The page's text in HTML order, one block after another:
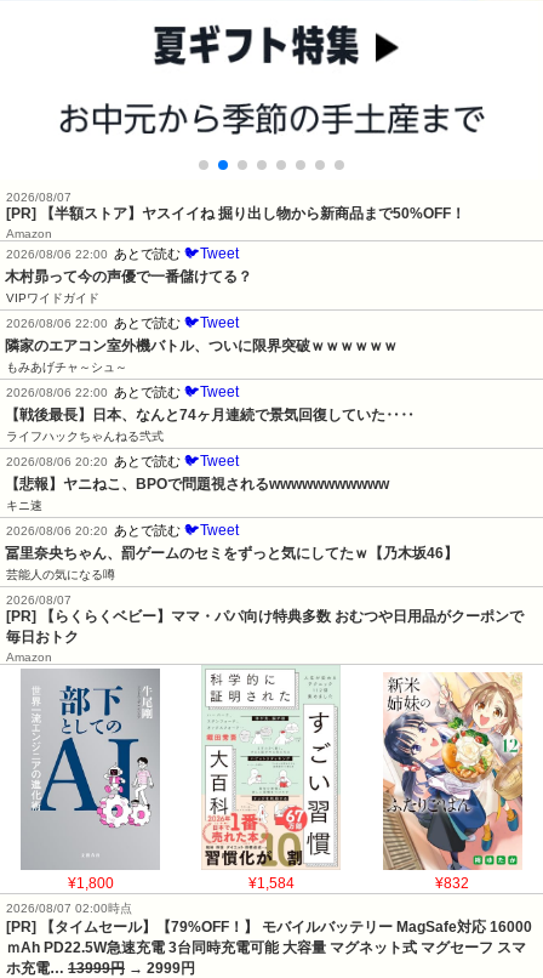
2026/08/07
[PR] 【半額ストア】ヤスイイね 掘り出し物から新商品まで50%OFF！
Amazon
2026/08/06 22:00
あとで読む 🐦Tweet
木村昴って今の声優で一番儲けてる？
VIPワイドガイド
2026/08/06 22:00
あとで読む 🐦Tweet
隣家のエアコン室外機バトル、ついに限界突破ｗｗｗｗｗｗ
もみあげチャ～シュ～
2026/08/06 22:00
あとで読む 🐦Tweet
【戦後最長】日本、なんと74ヶ月連続で景気回復していた‥‥
ライフハックちゃんねる弐式
2026/08/06 20:20
あとで読む 🐦Tweet
【悲報】ヤニねこ、BPOで問題視されるwwwwwwwwwww
キニ速
2026/08/06 20:20
あとで読む 🐦Tweet
冨里奈央ちゃん、罰ゲームのセミをずっと気にしてたｗ【乃木坂46】
芸能人の気になる噂
2026/08/07
[PR] 【らくらくベビー】ママ・パパ向け特典多数 おむつや日用品がクーポンで
毎日おトク
Amazon
¥1,800 ¥1,584 ¥832
2026/08/07 02:00時点
[PR] 【タイムセール】【79%OFF！】 モバイルバッテリー MagSafe対応 16000
ｍAh PD22.5W急速充電 3台同時充電可能 大容量 マグネット式 マグセーフ スマ
ホ充電… 13999円 → 2999円